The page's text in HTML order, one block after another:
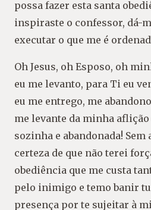
possa fazer esta santa
inspiraste o confessor, dá-
executar o que me é
Oh Jesus, oh Esposo, oh
eu me levanto, para Ti eu
eu me entrego, me
me levante da minha aflição
sozinha e abandonada! Sem
certeza de que não terei
obediência que me custa
pelo inimigo e temo banir
presença por te sujeitar à